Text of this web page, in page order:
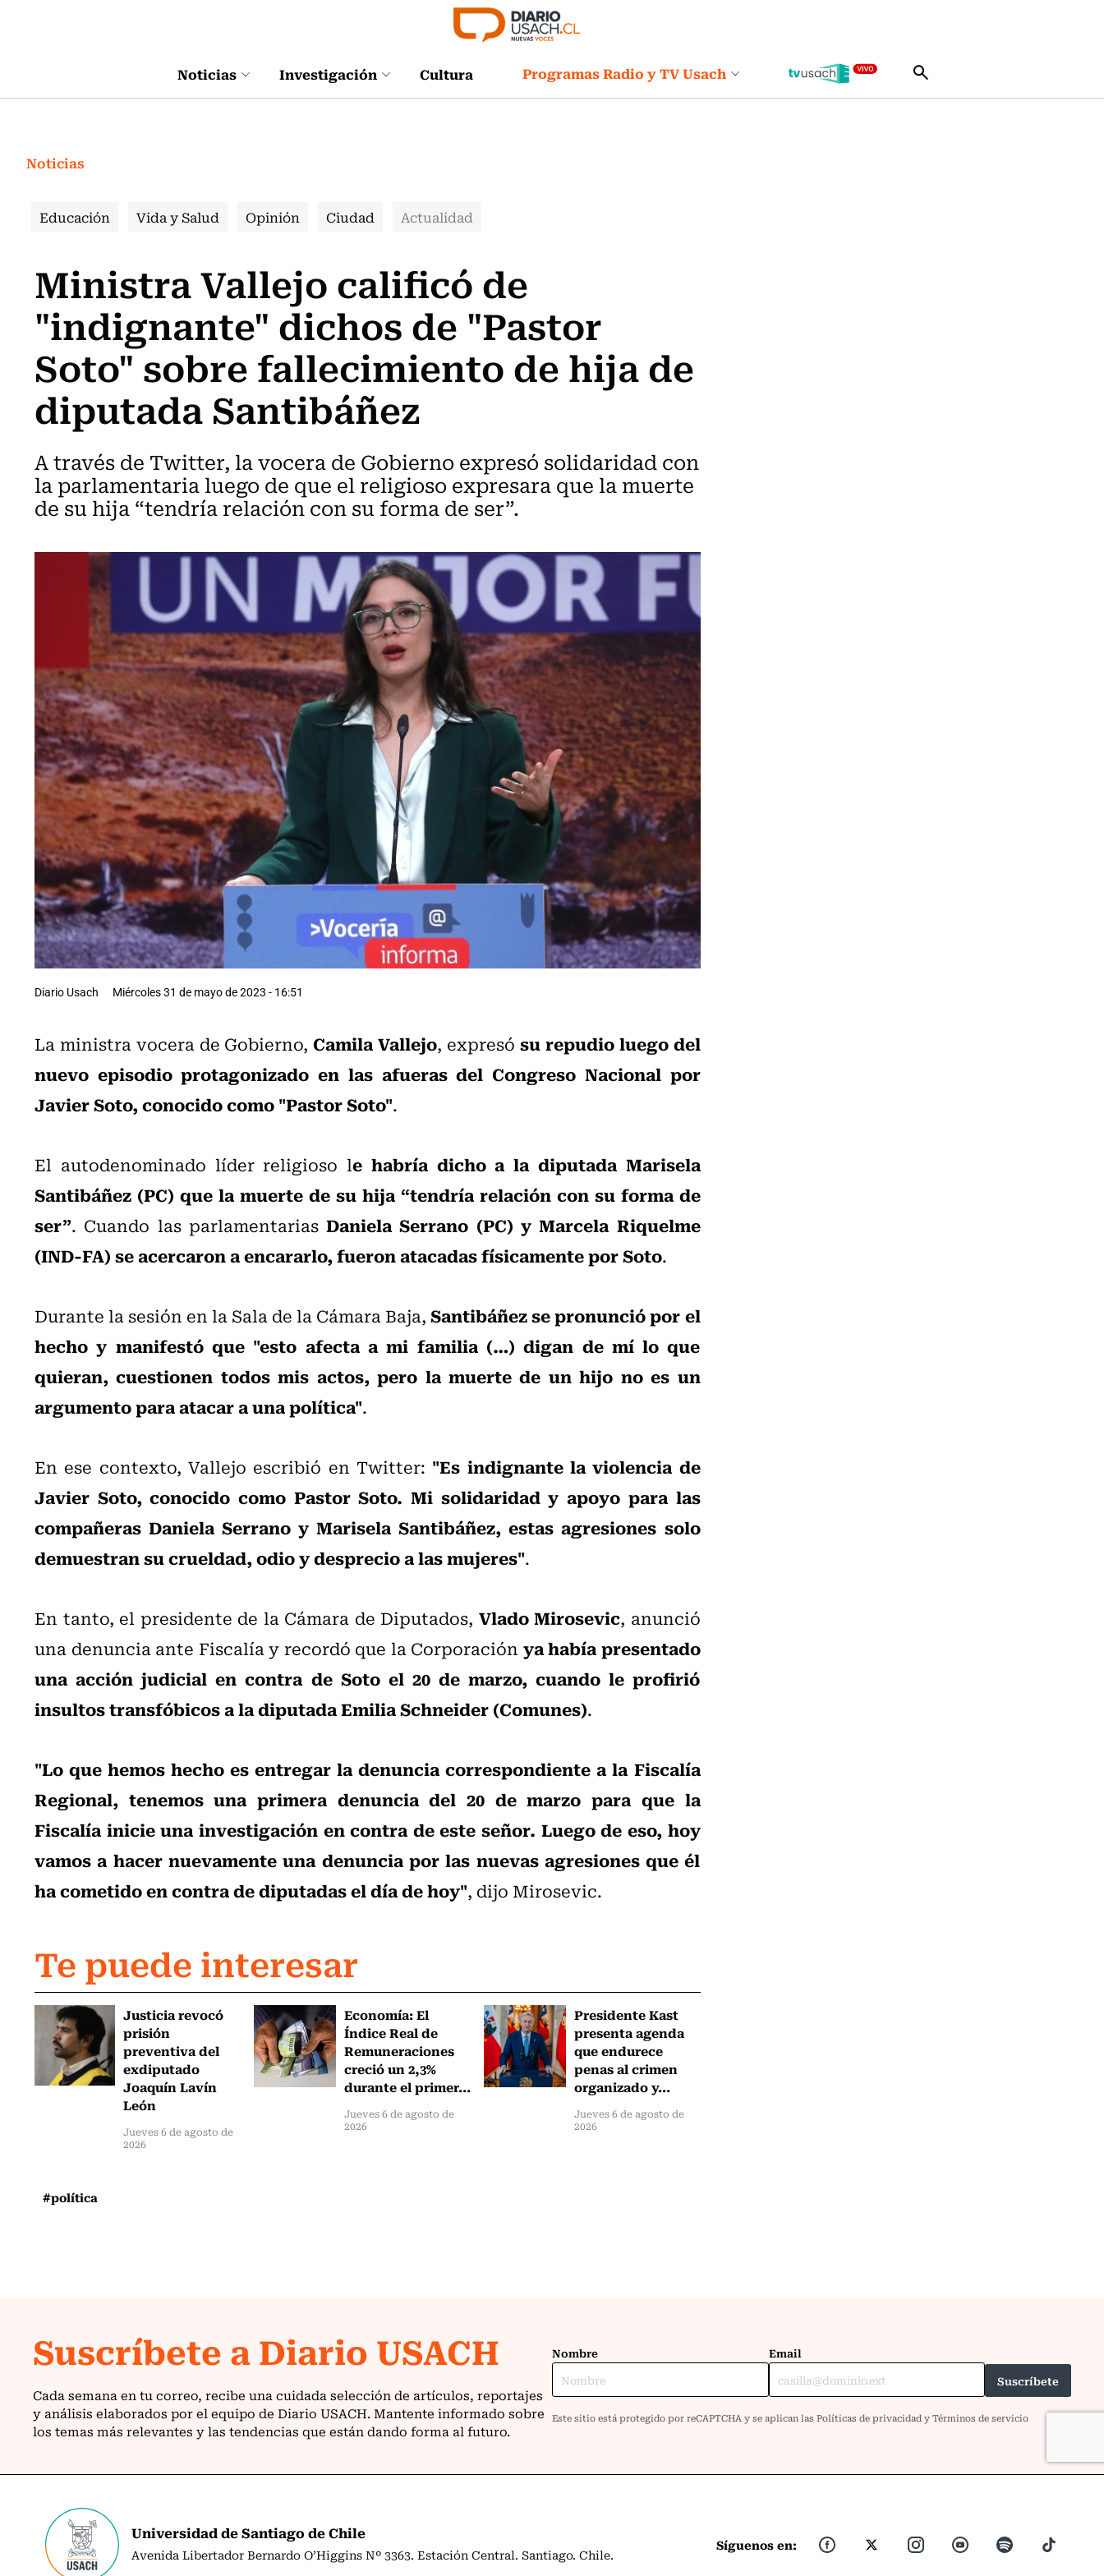
Noticias Investigación Cultura Programas Radio y TV Usach
Noticias
Educación Vida y Salud Opinión Ciudad Actualidad
Ministra Vallejo calificó de
"indignante" dichos de "Pastor
Soto" sobre fallecimiento de hija de
diputada Santibáñez
A través de Twitter, la vocera de Gobierno expresó solidaridad con
la parlamentaria luego de que el religioso expresara que la muerte
de su hija “tendría relación con su forma de ser”.
Diario Usach Miércoles 31 de mayo de 2023 - 16:51
La ministra vocera de Gobierno,Camila Vallejo, expresó su repudio luego del
nuevo episodio protagonizado en las afueras del Congreso Nacional por
Javier Soto, conocido como "Pastor Soto".
El autodenominado líder religioso le habría dicho a la diputada Marisela
Santibáñez (PC) que la muerte de su hija “tendría relación con su forma de
ser”. Cuando las parlamentariasDaniela Serrano (PC) y Marcela Riquelme
(IND-FA) se acercaron a encararlo, fueron atacadas físicamente por Soto.
Durante la sesión en la Sala de la Cámara Baja,Santibáñez se pronunció por el
hecho y manifestó que "esto afecta a mi familia (…) digan de mí lo que
quieran, cuestionen todos mis actos, pero la muerte de un hijo no es un
argumento para atacar a una política".
En ese contexto, Vallejo escribió en Twitter: "Es indignante la violencia de
Javier Soto, conocido como Pastor Soto. Mi solidaridad y apoyo para las
compañeras Daniela Serrano y Marisela Santibáñez, estas agresiones solo
demuestran su crueldad, odio y desprecio a las mujeres".
En tanto, el presidente de la Cámara de Diputados, Vlado Mirosevic, anunció
una denuncia ante Fiscalía y recordó que la Corporación ya había presentado
una acción judicial en contra de Soto el 20 de marzo, cuando le profirió
insultos transfóbicos a la diputada Emilia Schneider (Comunes).
"Lo que hemos hecho es entregar la denuncia correspondiente a la Fiscalía
Regional, tenemos una primera denuncia del 20 de marzo para que la
Fiscalía inicie una investigación en contra de este señor. Luego de eso, hoy
vamos a hacer nuevamente una denuncia por las nuevas agresiones que él
ha cometido en contra de diputadas el día de hoy", dijo Mirosevic.
Te puede interesar
Justicia revocó
prisión
preventiva del
exdiputado
Joaquín Lavín
León
Jueves 6 de agosto de
2026
Economía: El
Índice Real de
Remuneraciones
creció un 2,3%
durante el primer...
Jueves 6 de agosto de
2026
Presidente Kast
presenta agenda
que endurece
penas al crimen
organizado y...
Jueves 6 de agosto de
2026
#política
Universidad de Santiago de Chile
Avenida Libertador Bernardo O’Higgins Nº 3363. Estación Central. Santiago. Chile.
Síguenos en: